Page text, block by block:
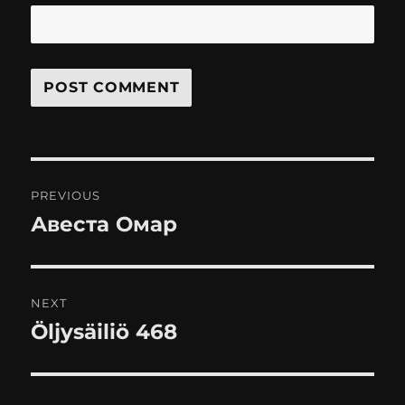
navigation
PREVIOUS
Previous
Авеста Омар
NEXT
Next
Öljysäiliö 468